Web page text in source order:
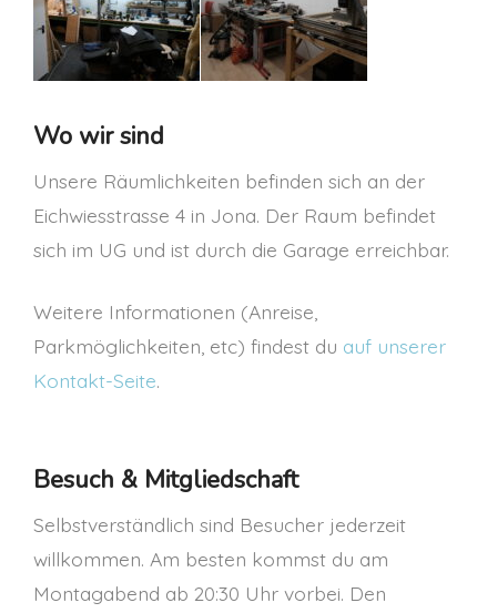
Wo wir sind
Unsere Räumlichkeiten befinden sich an der
Eichwiesstrasse 4 in Jona. Der Raum befindet
sich im UG und ist durch die Garage erreichbar.
Weitere Informationen (Anreise,
Parkmöglichkeiten, etc) findest du auf unserer
Kontakt-Seite.
Besuch & Mitgliedschaft
Selbstverständlich sind Besucher jederzeit
willkommen. Am besten kommst du am
Montagabend ab 20:30 Uhr vorbei. Den